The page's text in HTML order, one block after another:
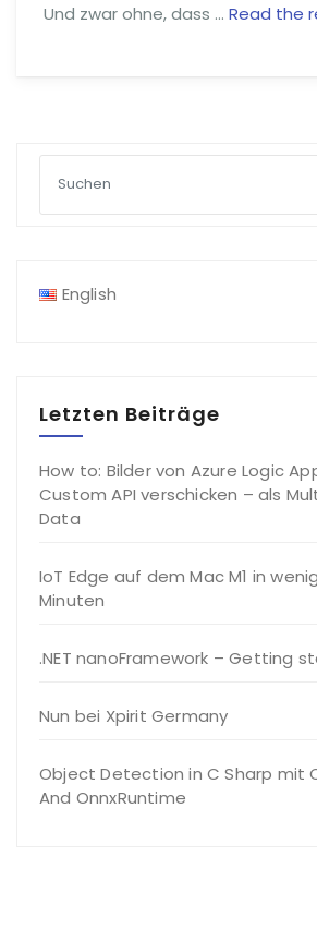
Und zwar ohne, dass … Read the
English
Letzten Beiträge
How to: Bilder von Azure Logic
Custom API verschicken – als
Data
IoT Edge auf dem Mac M1 in
Minuten
.NET nanoFramework – Getting
Nun bei Xpirit Germany
Object Detection in C Sharp mit
And OnnxRuntime